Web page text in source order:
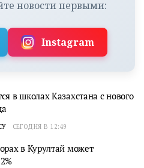
новости первыми:
Instagram
в школах Казахстана с нового
СЕГОДНЯ В 12:49
в Курултай может